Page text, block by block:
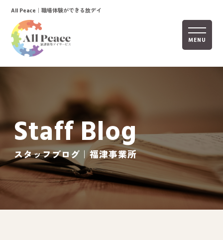
MENU
ホーム
活動内容
ご利用までの流れ
採用情報
自己評価表
All Peace ｜職場体験ができる放デイ
Staff Blog
スタッフブログ｜福津事業所